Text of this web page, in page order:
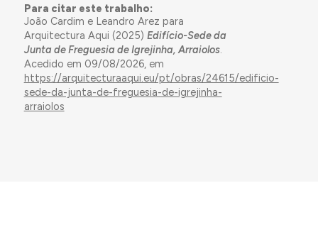
Para citar este trabalho:
João Cardim e Leandro Arez para
Arquitectura Aqui (2025) Edifício-Sede da
Junta de Freguesia de Igrejinha, Arraiolos.
Acedido em 09/08/2026, em
https://arquitecturaaqui.eu/pt/obras/24615/edificio-
sede-da-junta-de-freguesia-de-igrejinha-
arraiolos